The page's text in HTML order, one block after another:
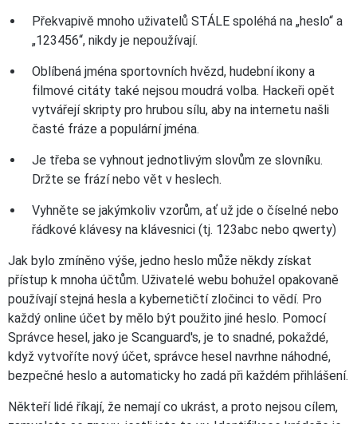
Překvapivě mnoho uživatelů STÁLE spoléhá na „heslo“ a
„123456“, nikdy je nepoužívají.
Oblíbená jména sportovních hvězd, hudební ikony a
filmové citáty také nejsou moudrá volba. Hackeři opět
vytvářejí skripty pro hrubou sílu, aby na internetu našli
časté fráze a populární jména.
Je třeba se vyhnout jednotlivým slovům ze slovníku.
Držte se frází nebo vět v heslech.
Vyhněte se jakýmkoliv vzorům, ať už jde o číselné nebo
řádkové klávesy na klávesnici (tj. 123abc nebo qwerty)
Jak bylo zmíněno výše, jedno heslo může někdy získat
přístup k mnoha účtům. Uživatelé webu bohužel opakovaně
používají stejná hesla a kybernetičtí zločinci to vědí. Pro
každý online účet by mělo být použito jiné heslo. Pomocí
Správce hesel, jako je Scanguard's, je to snadné, pokaždé,
když vytvoříte nový účet, správce hesel navrhne náhodné,
bezpečné heslo a automaticky ho zadá při každém přihlášení.
Někteří lidé říkají, že nemají co ukrást, a proto nejsou cílem,